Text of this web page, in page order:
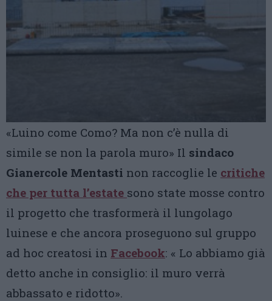
«Luino come Como? Ma non c’è nulla di
simile se non la parola muro» Il sindaco
Gianercole Mentasti non raccoglie le critiche
che per tutta l’estate sono state mosse contro
il progetto che trasformerà il lungolago
luinese e che ancora proseguono sul gruppo
ad hoc creatosi in Facebook: « Lo abbiamo già
detto anche in consiglio: il muro verrà
abbassato e ridotto».